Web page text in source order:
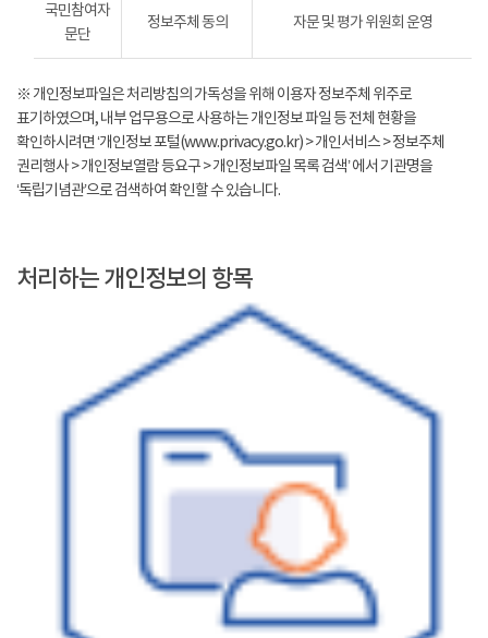
국민참여자
문단
정보주체 동의 자문 및 평가 위원회 운영
※ 개인정보파일은 처리방침의 가독성을 위해 이용자 정보주체 위주로
표기하였으며, 내부 업무용으로 사용하는 개인정보 파일 등 전체 현황을
확인하시려면 ‘개인정보 포털(www.privacy.go.kr) > 개인서비스 > 정보주체
권리행사 > 개인정보열람 등요구 > 개인정보파일 목록 검색’ 에서 기관명을
‘독립기념관’으로 검색하여 확인할 수 있습니다.
처리하는 개인정보의 항목